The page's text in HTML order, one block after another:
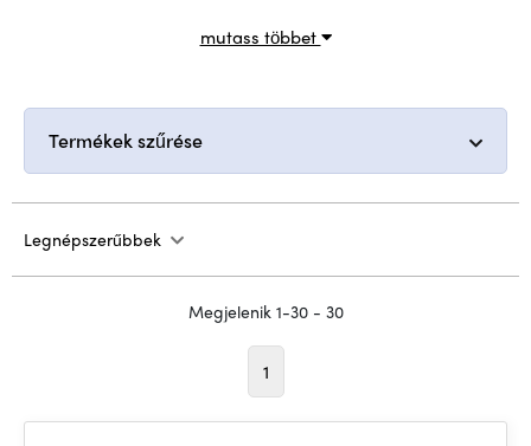
mutass többet
Termékek szűrése
Legnépszerűbbek
Megjelenik 1-30 - 30
1